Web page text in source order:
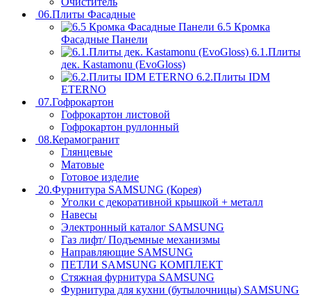
06.Плиты Фасадные
6.5 Кромка
Фасадные Панели
6.1.Плиты
дек. Kastamonu (EvoGloss)
6.2.Плиты IDM
ETERNO
07.Гофрокартон
Гофрокартон листовой
Гофрокартон руллонный
08.Керамогранит
Глянцевые
Матовые
Готовое изделие
20.Фурнитура SAMSUNG (Корея)
Уголки с декоративной крышкой + металл
Навесы
Электронный каталог SAMSUNG
Газ лифт/ Подъемные механизмы
Направляющие SAMSUNG
ПЕТЛИ SAMSUNG КОМПЛЕКТ
Стяжная фурнитура SAMSUNG
Фурнитура для кухни (бутылочницы) SAMSUNG